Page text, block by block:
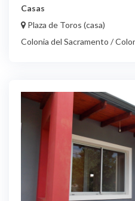
Casas
Plaza de Toros (casa)
Colonia del Sacramento /